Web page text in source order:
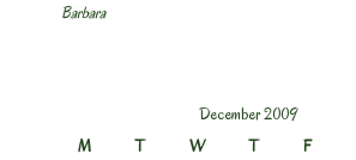
Barbara
December 2009
M
T W T F